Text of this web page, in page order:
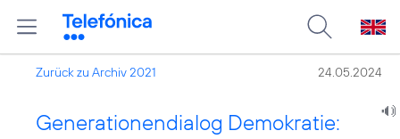
Zurück zu Archiv 2021 24.05.2024
Generationendialog Demokratie: